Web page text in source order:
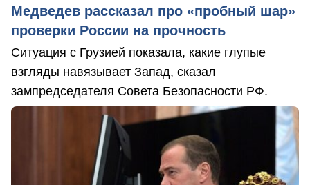
Медведев рассказал про «пробный шар»
проверки России на прочность
Ситуация с Грузией показала, какие глупые
взгляды навязывает Запад, сказал
зампредседателя Совета Безопасности РФ.